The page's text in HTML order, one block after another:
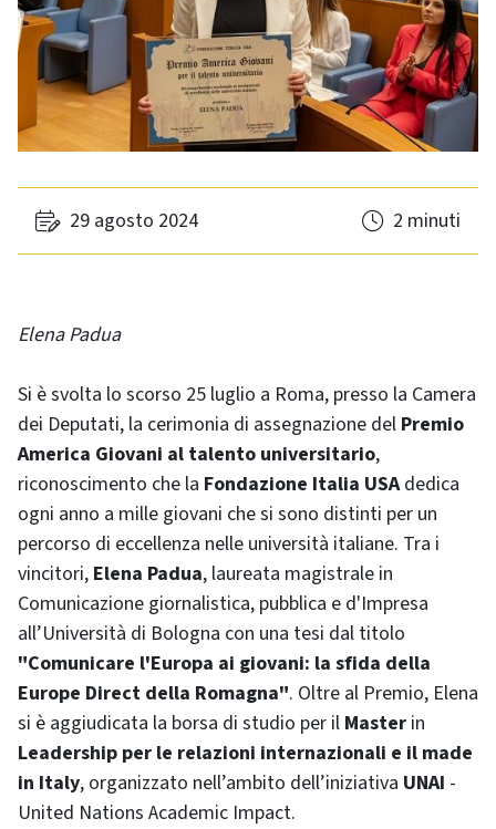
29 agosto 2024 2 minuti
Elena Padua
Si è svolta lo scorso 25 luglio a Roma, presso la Camera
dei Deputati, la cerimonia di assegnazione del Premio
America Giovani al talento universitario,
riconoscimento che la Fondazione Italia USAdedica
ogni anno a mille giovani che si sono distinti per un
percorso di eccellenza nelle università italiane. Tra i
vincitori, Elena Padua, laureata magistrale in
Comunicazione giornalistica, pubblica e d'Impresa
all’Università di Bologna con una tesi dal titolo
"Comunicare l'Europa ai giovani: la sfida della
Europe Direct della Romagna". Oltre al Premio, Elena
si è aggiudicata la borsa di studio per il Master in
Leadership per le relazioni internazionali e il made
in Italy, organizzato nell’ambito dell’iniziativa UNAI -
United Nations Academic Impact.